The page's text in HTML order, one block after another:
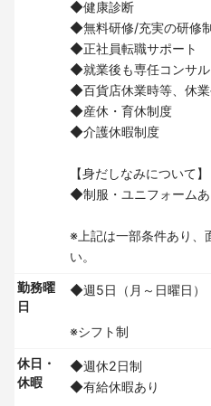
◆健康診断
◆無料研修/充実の研修
◆正社員転職サポート
◆就業後も専任コンサ
◆百貨店休業時等、休
◆産休・育休制度
◆介護休暇制度
【身だしなみについて】
◆制服・ユニフォームあ
※上記は一部条件あり、
い。
勤務曜
日
◆週5日（月～日曜日）
※シフト制
休日・
休暇
◆週休2日制
◆有給休暇あり